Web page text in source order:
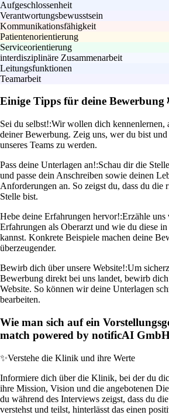
Aufgeschlossenheit
Verantwortungsbewusstsein
Kommunikationsfähigkeit
Patientenorientierung
Serviceorientierung
interdisziplinäre Zusammenarbeit
Leitungsfunktionen
Teamarbeit
Einige Tipps für deine Bewerbung
Sei du selbst!:Wir wollen dich kennenlernen,
deiner Bewerbung. Zeig uns, wer du bist
unseres Teams zu werden.
Pass deine Unterlagen an!:Schau dir die
und passe dein Anschreiben sowie deinen
Anforderungen an. So zeigst du, dass du die
Stelle bist.
Hebe deine Erfahrungen hervor!:Erzähle uns
Erfahrungen als Oberarzt und wie du diese
kannst. Konkrete Beispiele machen deine
überzeugender.
Bewirb dich über unsere Website!:Um
Bewerbung direkt bei uns landet, bewirb
Website. So können wir deine Unterlagen
bearbeiten.
Wie man sich auf ein
match powered by notificAI
✨Verstehe die Klinik und ihre Werte
Informiere dich über die Klinik, bei der du
ihre Mission, Vision und die angebotenen
du während des Interviews zeigst, dass du
verstehst und teilst, hinterlässt das einen